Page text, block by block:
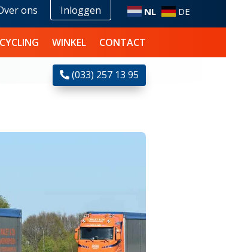
ons Inloggen NL DE
WINKEL CONTACT
(033) 257 13 95